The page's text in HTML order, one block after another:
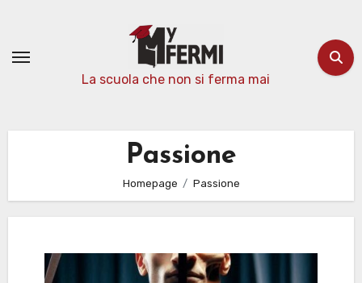
contenuto
La scuola che non si ferma mai
Passione
Homepage Passione